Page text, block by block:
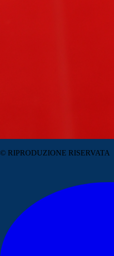
© RIPRODUZIONE RISERVATA